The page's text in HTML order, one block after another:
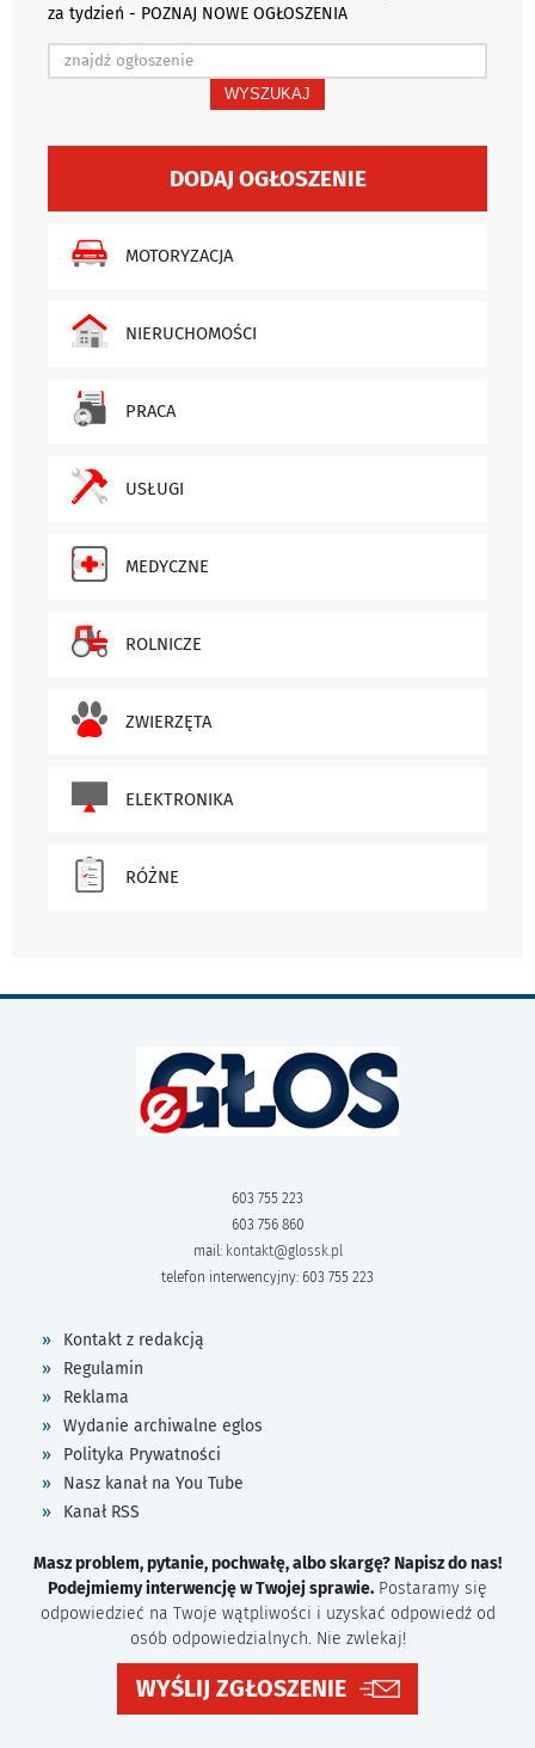
za tydzień - POZNAJ NOWE OGŁOSZENIA
WYSZUKAJ
DODAJ OGŁOSZENIE
MOTORYZACJA
NIERUCHOMOŚCI
PRACA
USŁUGI
MEDYCZNE
ROLNICZE
ZWIERZĘTA
ELEKTRONIKA
RÓŻNE
603 755 223
603 756 860
mail: kontakt@glossk.pl
telefon interwencyjny: 603 755 223
Kontakt z redakcją
Regulamin
Reklama
Wydanie archiwalne eglos
Polityka Prywatności
Nasz kanał na You Tube
Kanał RSS
Masz problem, pytanie, pochwałę, albo skargę? Napisz do nas!
Podejmiemy interwencję w Twojej sprawie. Postaramy się
odpowiedzieć na Twoje wątpliwości i uzyskać odpowiedź od
osób odpowiedzialnych. Nie zwlekaj!
WYŚLIJ ZGŁOSZENIE